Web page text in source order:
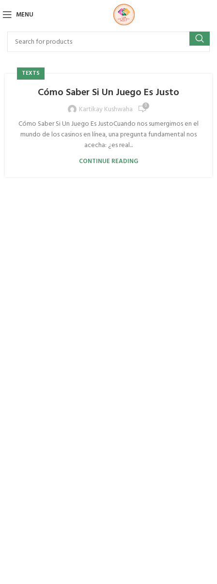
MENU
TEXTS
Cómo Saber Si Un Juego Es Justo
Kartikay Kushwaha 0
Cómo Saber Si Un Juego Es JustoCuando nos sumergimos en el
mundo de los casinos en línea, una pregunta fundamental nos
acecha: ¿es real...
CONTINUE READING